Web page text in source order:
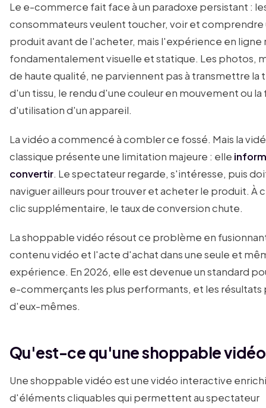
Le e-commerce fait face à un paradoxe persistant :
consommateurs veulent toucher, voir et comprendre
produit avant de l'acheter, mais l'expérience en ligne
fondamentalement visuelle et statique. Les photos,
de haute qualité, ne parviennent pas à transmettre la
d'un tissu, le rendu d'une couleur en mouvement ou
d'utilisation d'un appareil.
La vidéo a commencé à combler ce fossé. Mais la
classique présente une limitation majeure : elle
convertir. Le spectateur regarde, s'intéresse, puis
naviguer ailleurs pour trouver et acheter le produit. À
clic supplémentaire, le taux de conversion chute.
La shoppable vidéo résout ce problème en
contenu vidéo et l'acte d'achat dans une seule et
expérience. En 2026, elle est devenue un standard
e-commerçants les plus performants, et les résultats
d'eux-mêmes.
Qu'est-ce qu'une shoppable
Une shoppable vidéo est une vidéo interactive
d'éléments cliquables qui permettent au spectateur